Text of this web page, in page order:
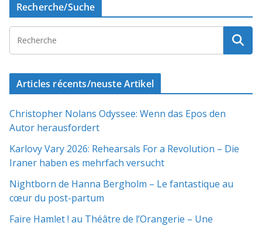
Recherche/Suche
Articles récents/neuste Artikel
Christopher Nolans Odyssee: Wenn das Epos den
Autor herausfordert
Karlovy Vary 2026: Rehearsals For a Revolution – Die
Iraner haben es mehrfach versucht
Nightborn de Hanna Bergholm – Le fantastique au
cœur du post-partum
Faire Hamlet ! au Théâtre de l’Orangerie – Une